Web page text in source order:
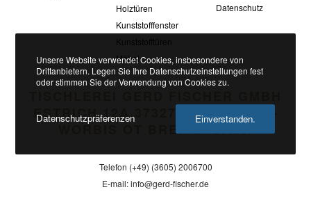
ESTRICH 12A 37327 LEINEFELDE-
WORBIS OT BREITENBACH
Telefon (+49) (3605) 2006700
E-mail: info@gerd-fischer.de
Holztüren
Kunststofffenster
Kunststofftüren
Möbel
Datenschutz
Unsere Website verwendet Cookies, insbesondere von
Drittanbietern. Legen Sie Ihre Datenschutzeinstellungen fest
oder stimmen Sie der Verwendung von Cookies zu.
Datenschutzpräferenzen Einverstanden.